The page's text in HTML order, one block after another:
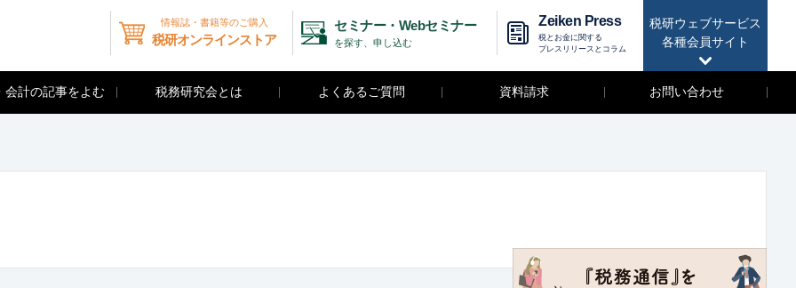
税研ウェブサービス
各種会員サイト
情報誌・書籍等のご購入
税研オンラインストア
セミナー・Webセミナー
を探す、申し込む
Zeiken Press
税とお金に関する
プレスリリースとコラム
会計の記事をよむ 税務研究会とは よくあるご質問 資料請求 お問い合わせ